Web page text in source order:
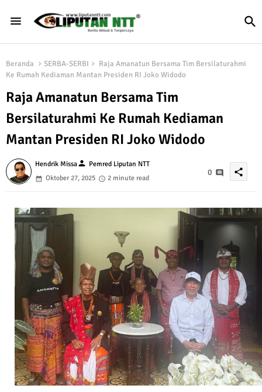
Beranda SERBA-SERBI
Raja Amanatun Bersama Tim Bersilaturahmi
Ke Rumah Kediaman Mantan Presiden RI Joko Widodo
Raja Amanatun Bersama Tim
Bersilaturahmi Ke Rumah Kediaman
Mantan Presiden RI Joko Widodo
Hendrik Missaperson Pemred Liputan NTT
Oktober 27, 2025
2 minute read
0 share